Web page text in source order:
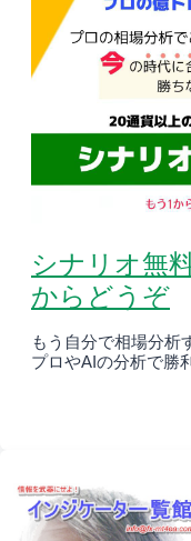
シナリオ無
からどうぞ
もう自分で相場分析
プロやAIの分析で勝